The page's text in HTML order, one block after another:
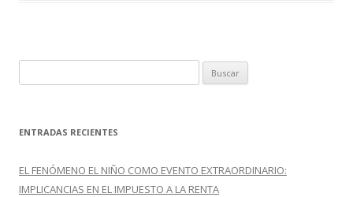
u
c
r
:
ENTRADAS RECIENTES
EL FENÓMENO EL NIÑO COMO EVENTO EXTRAORDINARIO:
IMPLICANCIAS EN EL IMPUESTO A LA RENTA